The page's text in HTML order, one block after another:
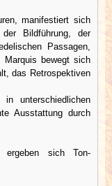
manifestiert sich
Bildführung, der
Passagen,
Marquis bewegt sich
das Retrospektiven
unterschiedlichen
Ausstattung durch
ergeben sich Ton-